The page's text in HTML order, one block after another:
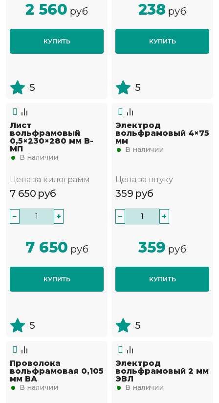
2 560 руб
КУПИТЬ
5
238 руб
КУПИТЬ
5
Лист
вольфрамовый
0,5×230×280 мм В-
МП
В наличии
Цена за килограмм
7 650 руб
− +
7 650 руб
КУПИТЬ
5
Электрод
вольфрамовый 4×75
мм
В наличии
Цена за штуку
359 руб
− +
359 руб
КУПИТЬ
5
Проволока
вольфрамовая 0,105
мм ВА
В наличии
Электрод
вольфрамовый 2 мм
ЭВЛ
В наличии